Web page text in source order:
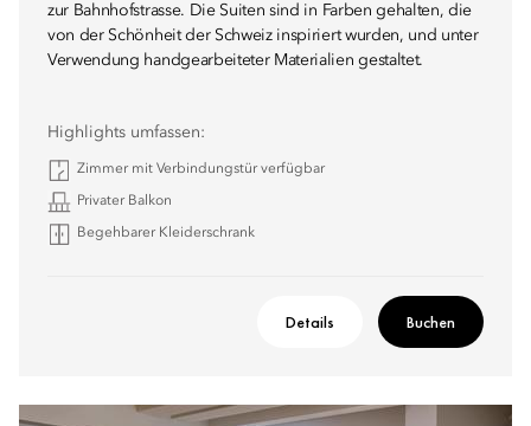
zur Bahnhofstrasse. Die Suiten sind in Farben gehalten, die
von der Schönheit der Schweiz inspiriert wurden, und unter
Verwendung handgearbeiteter Materialien gestaltet.
Highlights umfassen:
Zimmer mit Verbindungstür verfügbar
Privater Balkon
Begehbarer Kleiderschrank
Details Buchen